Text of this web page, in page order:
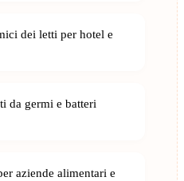
dei letti per hotel e
da germi e batteri
aziende alimentari e